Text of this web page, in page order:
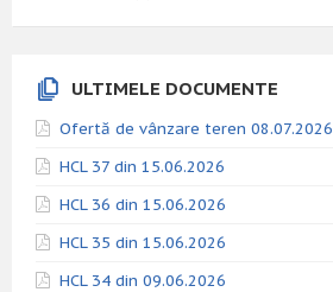
ULTIMELE DOCUMENTE
Ofertă de vânzare teren 08.07.2026
HCL 37 din 15.06.2026
HCL 36 din 15.06.2026
HCL 35 din 15.06.2026
HCL 34 din 09.06.2026